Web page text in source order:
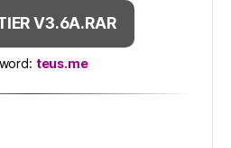
V3.6A.RAR
teus.me